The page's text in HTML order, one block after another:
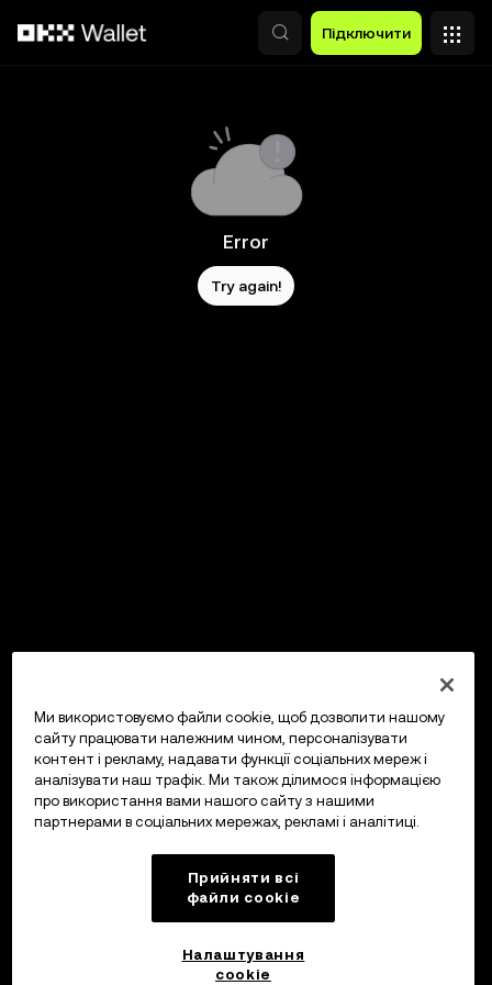
Підключити
Error
Try again!
Ми використовуємо файли cookie, щоб дозволити нашому
сайту працювати належним чином, персоналізувати
контент і рекламу, надавати функції соціальних мереж і
аналізувати наш трафік. Ми також ділимося інформацією
про використання вами нашого сайту з нашими
партнерами в соціальних мережах, рекламі і аналітиці.
Прийняти всі
файли сookie
Налаштування
cookie